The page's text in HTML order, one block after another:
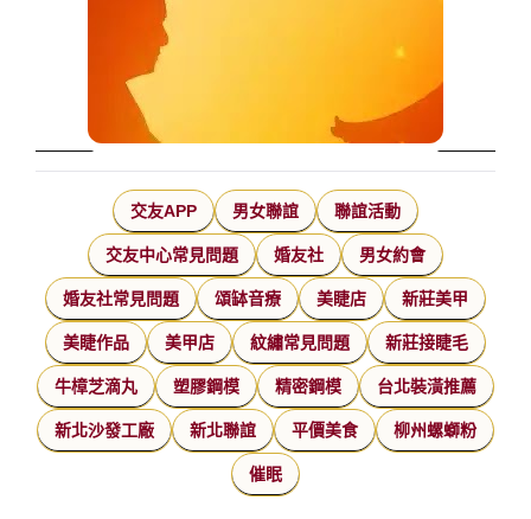
交友APP 男女聯誼 聯誼活動
交友中心常見問題 婚友社 男女約會
婚友社常見問題 頌缽音療 美睫店 新莊美甲
美睫作品 美甲店 紋繡常見問題 新莊接睫毛
牛樟芝滴丸 塑膠鋼模 精密鋼模 台北裝潢推薦
新北沙發工廠 新北聯誼 平價美食 柳州螺螄粉
催眠